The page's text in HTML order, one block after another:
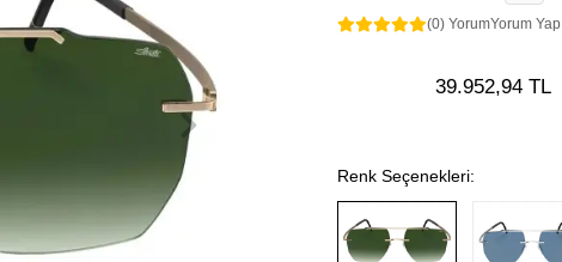
(0) YorumYorum Yap
39.952,94 TL
Renk Seçenekleri: